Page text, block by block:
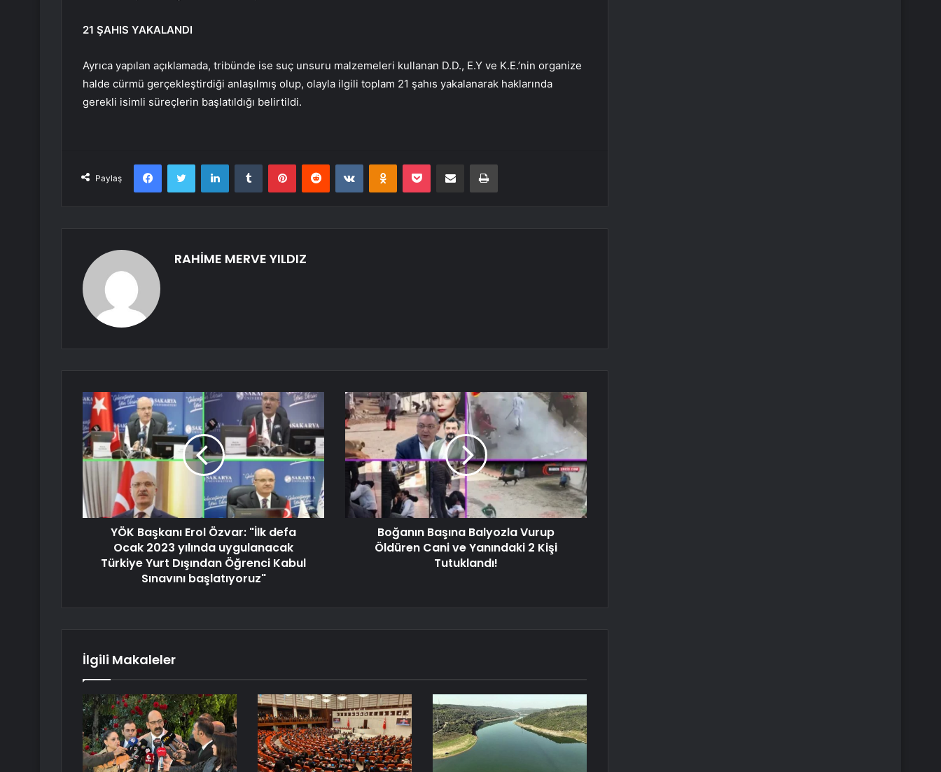
21 ŞAHIS YAKALANDI
Ayrıca yapılan açıklamada, tribünde ise suç unsuru malzemeleri kullanan D.D., E.Y ve K.E.’nin organize
halde cürmü gerçekleştirdiği anlaşılmış olup, olayla ilgili toplam 21 şahıs yakalanarak haklarında
gerekli isimli süreçlerin başlatıldığı belirtildi.
Paylaş
FacebookTwitter LinkedInTumblr PinterestReddit VKontakteOdnoklassniki
Pocket E-Posta ile paylaş Yazdır
RAHİME MERVE YILDIZ
YÖK Başkanı Erol Özvar: "İlk defa
Ocak 2023 yılında uygulanacak
Türkiye Yurt Dışından Öğrenci Kabul
Sınavını başlatıyoruz"
Boğanın Başına Balyozla Vurup
Öldüren Cani ve Yanındaki 2 Kişi
Tutuklandı!
İlgili Makaleler